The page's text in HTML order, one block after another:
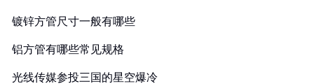
镀锌方管尺寸一般有哪些
铝方管有哪些常见规格
光线传媒参投三国的星空爆冷